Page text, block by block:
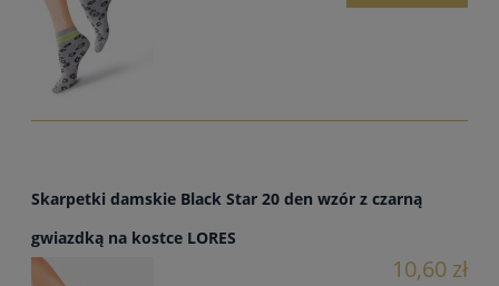
Skarpetki damskie Black Star 20 den wzór z czarną
gwiazdką na kostce LORES
10,60 zł